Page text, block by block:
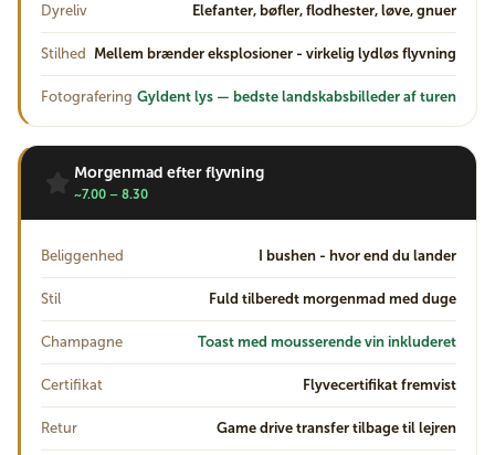
Dyreliv Elefanter, bøfler, flodhester, løve, gnuer
Stilhed Mellem brænder eksplosioner - virkelig lydløs flyvning
Fotografering Gyldent lys — bedste landskabsbilleder af turen
Morgenmad efter flyvning
~7.00 – 8.30
Beliggenhed I bushen - hvor end du lander
Stil Fuld tilberedt morgenmad med duge
Champagne Toast med mousserende vin inkluderet
Certifikat Flyvecertifikat fremvist
Retur Game drive transfer tilbage til lejren